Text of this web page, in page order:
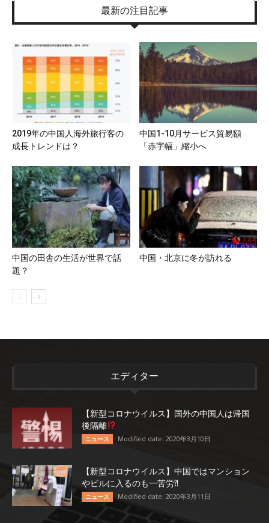
最新の注目記事
2019年の中国人海外旅行客の
成長トレンドは？
中国1-10月サービス貿易額
「赤字幅」縮小へ
中国の田舎の生活が世界で話
題？
中国・北京に冬が訪れる
エディター
【新型コロナウイルス】国外の中国人は帰国
後隔離
ニュース Modified date: 2020年3月10日
【新型コロナウイルス】中国ではマンション
やビルに入るのも一苦労⁈
ニュース Modified date: 2020年3月11日